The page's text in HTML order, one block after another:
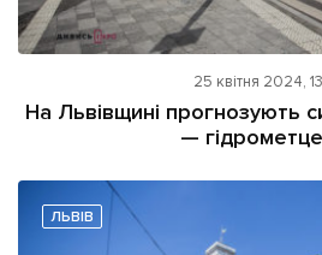
25 квітня 2024,
На Львівщині прогнозують
—
ЛЬВІВ